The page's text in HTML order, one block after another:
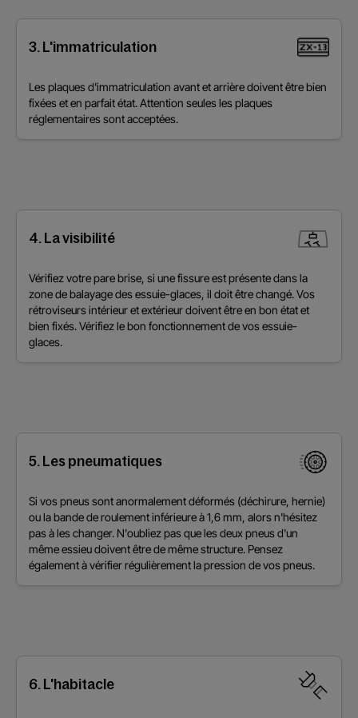
3. L'immatriculation
Les plaques d'immatriculation avant et arrière doivent être bien
fixées et en parfait état. Attention seules les plaques
réglementaires sont acceptées.
4. La visibilité
Vérifiez votre pare brise, si une fissure est présente dans la
zone de balayage des essuie-glaces, il doit être changé. Vos
rétroviseurs intérieur et extérieur doivent être en bon état et
bien fixés. Vérifiez le bon fonctionnement de vos essuie-
glaces.
5. Les pneumatiques
Si vos pneus sont anormalement déformés (déchirure, hernie)
ou la bande de roulement inférieure à 1,6 mm, alors n'hésitez
pas à les changer. N'oubliez pas que les deux pneus d'un
même essieu doivent être de même structure. Pensez
également à vérifier régulièrement la pression de vos pneus.
6. L'habitacle